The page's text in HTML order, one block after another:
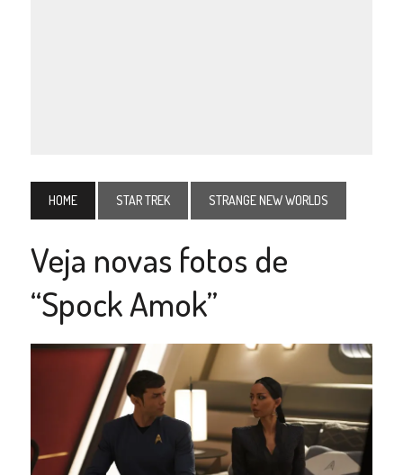
HOME STAR TREK STRANGE NEW WORLDS
Veja novas fotos de
“Spock Amok”